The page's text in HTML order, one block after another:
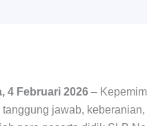
4 Februari 2026–
tanggung jawab,